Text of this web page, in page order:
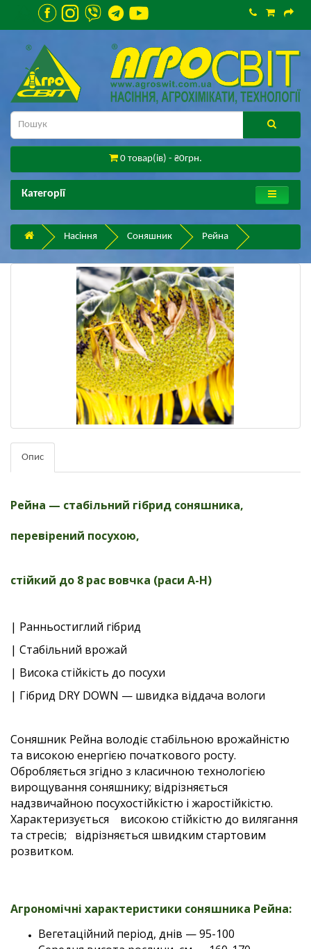
0 товар(ів) - ₴0грн.
Категорії
Насіння Соняшник Рейна
Опис
Рейна — стабільний гібрид соняшника,
перевірений посухою,
стійкий до 8 рас вовчка (раси А-Н)
| Ранньостиглий гібрид
| Стабільний врожай
| Висока стійкість до посухи
| Гібрид DRY DOWN — швидка віддача вологи
Соняшник Рейна володіє стабільною врожайністю
та високою енергією початкового росту.
Обробляється згідно з класичною технологією
вирощування соняшнику; відрізняється
надзвичайною посухостійкістю і жаростійкістю.
Характеризується високою стійкістю до вилягання
та стресів; відрізняється швидким стартовим
розвитком.
Агрономічні характеристики соняшника Рейна:
Вегетаційний період, днів — 95-100